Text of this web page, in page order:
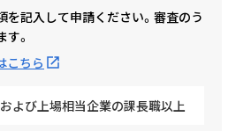
を記入して申請ください。審査のう
。
こちら
よび上場相当企業の課長職以上